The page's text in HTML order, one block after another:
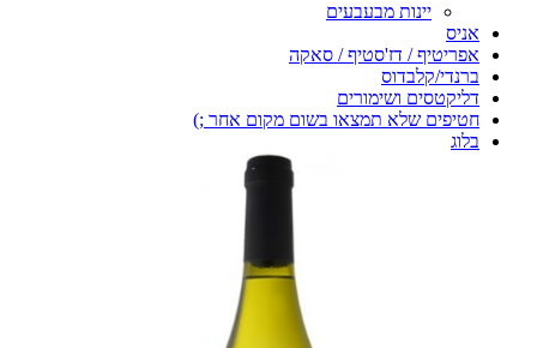
יינות מבעבעים
אניס
אפריטיף / דז'סטיף / סאקה
ברנדי/קלבדוס
דליקטסים ושימורים
חטיפים שלא תמצאו בשום מקום אחר ;)
בלוג